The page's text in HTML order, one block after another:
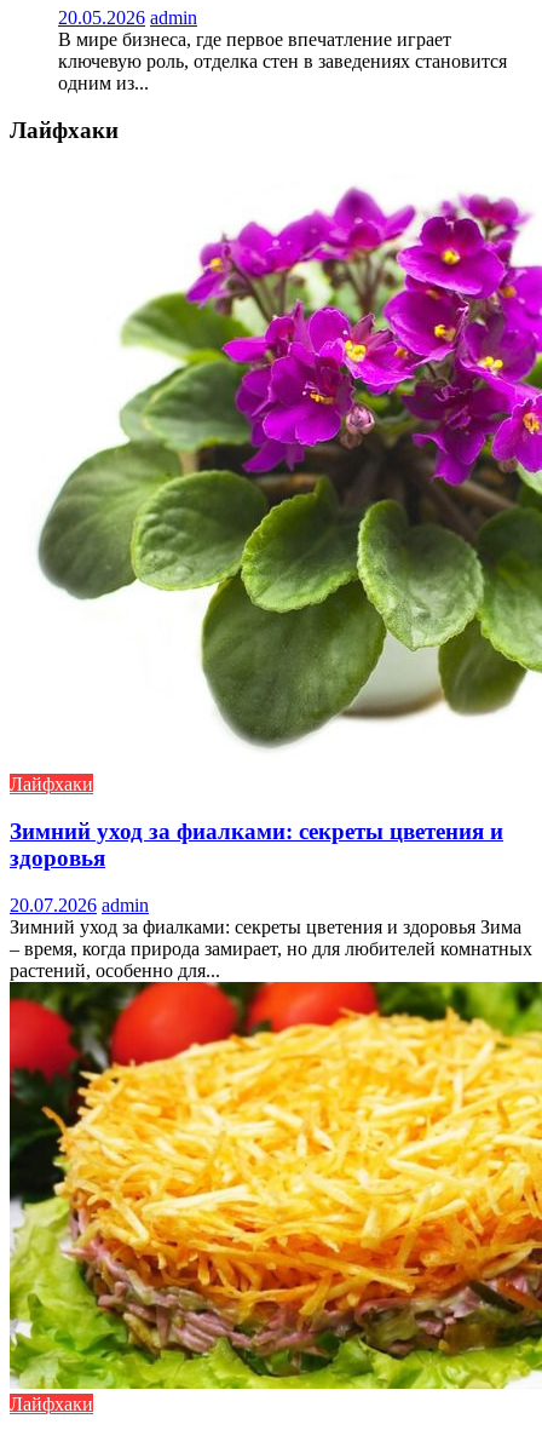
20.05.2026 admin
В мире бизнеса, где первое впечатление играет
ключевую роль, отделка стен в заведениях становится
одним из...
Лайфхаки
Лайфхаки
Зимний уход за фиалками: секреты цветения и
здоровья
20.07.2026 admin
Зимний уход за фиалками: секреты цветения и здоровья Зима
– время, когда природа замирает, но для любителей комнатных
растений, особенно для...
Лайфхаки